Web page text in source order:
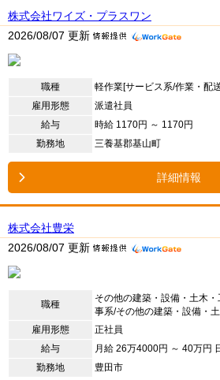
株式会社ワイズ・プラスワン
2026/08/07 更新
職種
軽作業[サービス系/作業・配
雇用形態
派遣社員
給与
時給 1170円 ～ 1170円
勤務地
三養基郡基山町
詳細情報
株式会社豊栄
2026/08/07 更新
職種
その他の建築・設備・土木
事系/その他の建築・設備・
雇用形態
正社員
給与
月給 26万4000円 ～ 40万円
勤務地
豊田市